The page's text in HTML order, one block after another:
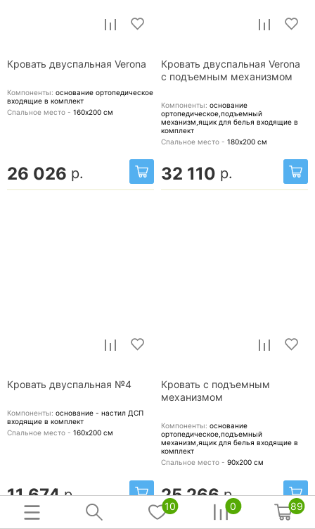
Кровать двуспальная Verona
Компоненты: основание ортопедическое
входящие в комплект
Спальное место - 160х200 см
26 026 р.
Кровать двуспальная Verona
с подъемным механизмом
Компоненты: основание
ортопедическое,подъемный
механизм,ящик для белья входящие в
комплект
Спальное место - 180х200 см
32 110 р.
Кровать двуспальная №4
Компоненты: основание - настил ДСП
входящие в комплект
Спальное место - 160х200 см
11 674 р.
Кровать с подъемным
механизмом
Компоненты: основание
ортопедическое,подъемный
механизм,ящик для белья входящие в
комплект
Спальное место - 90х200 см
25 266 р.
10 0 89